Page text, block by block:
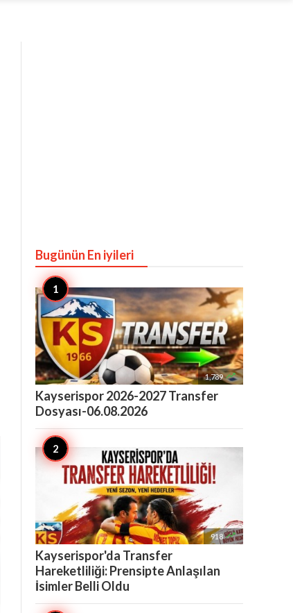
Bugünün En iyileri
1,789 
Kayserispor 2026-2027 Transfer
Dosyası-06.08.2026
918 
Kayserispor'da Transfer
Hareketliliği: Prensipte Anlaşılan
İsimler Belli Oldu